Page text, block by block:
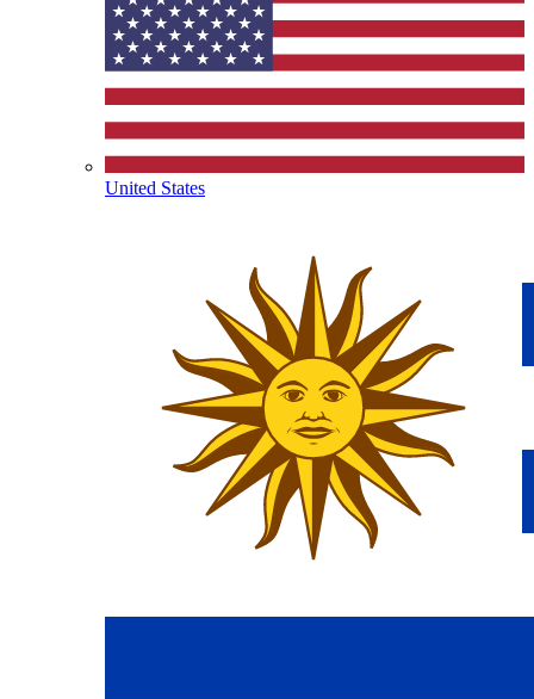
United States